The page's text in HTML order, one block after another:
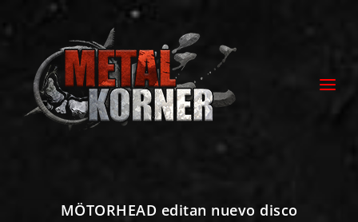
MÖTORHEAD editan nuevo disco